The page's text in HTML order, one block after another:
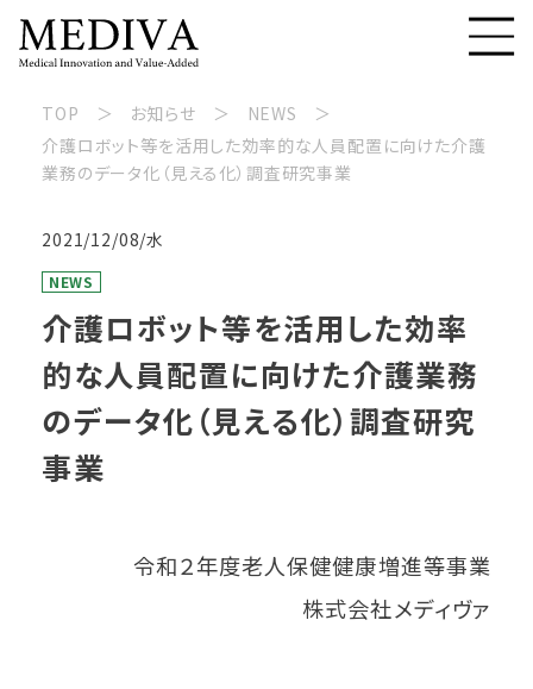
TOP お知らせ
NEWS
介護ロボット等を活用した効率的な人員配置に向けた介護
業務のデータ化（見える化）調査研究事業
2021/12/08/水
NEWS
介護ロボット等を活用した効率
的な人員配置に向けた介護業務
のデータ化（見える化）調査研究
事業
令和２年度老人保健健康増進等事業
株式会社メディヴァ